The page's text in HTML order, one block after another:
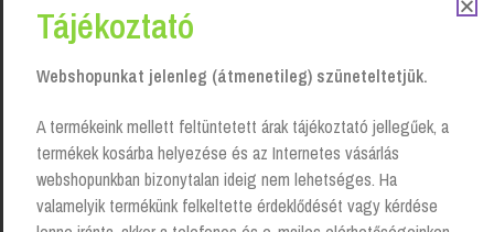
Tájékoztató
Webshopunkat jelenleg (átmenetileg) szüneteltetjük.
A termékeink mellett feltüntetett árak tájékoztató jellegűek, a
termékek kosárba helyezése és az Internetes vásárlás
webshopunkban bizonytalan ideig nem lehetséges. Ha
valamelyik termékünk felkeltette érdeklődését vagy kérdése